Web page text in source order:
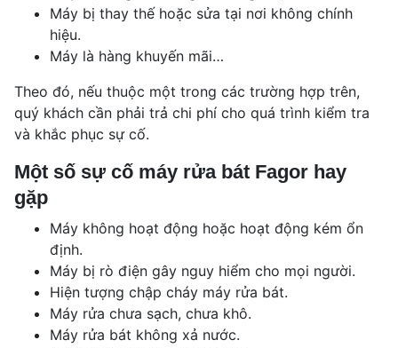
Máy bị thay thế hoặc sửa tại nơi không chính
hiệu.
Máy là hàng khuyến mãi…
Theo đó, nếu thuộc một trong các trường hợp trên,
quý khách cần phải trả chi phí cho quá trình kiểm tra
và khắc phục sự cố.
Một số sự cố máy rửa bát Fagor hay
gặp
Máy không hoạt động hoặc hoạt động kém ổn
định.
Máy bị rò điện gây nguy hiểm cho mọi người.
Hiện tượng chập cháy máy rửa bát.
Máy rửa chưa sạch, chưa khô.
Máy rửa bát không xả nước.